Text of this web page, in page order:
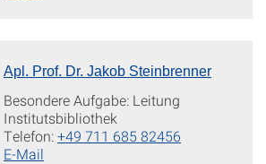
Apl. Prof. Dr. Jakob Steinbrenner
Besondere Aufgabe: Leitung
Institutsbibliothek
Telefon:+49 711 685 82456
E-Mail